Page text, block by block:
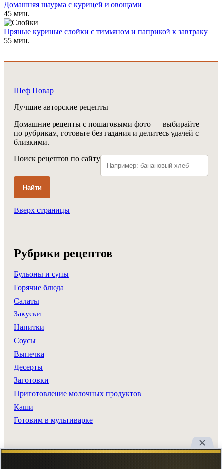
Домашняя шаурма с курицей и овощами
45 мин.
Пряные куриные слойки с тимьяном и паприкой к завтраку
55 мин.
Шеф Повар
Лучшие авторские рецепты
Домашние рецепты с пошаговыми фото — выбирайте
по рубрикам, готовьте без гадания и делитесь удачей с
близкими.
Поиск рецептов по сайту
Найти
Вверх страницы
Рубрики рецептов
Бульоны и супы
Горячие блюда
Салаты
Закуски
Напитки
Соусы
Выпечка
Десерты
Заготовки
Приготовление молочных продуктов
Каши
Готовим в мультиварке